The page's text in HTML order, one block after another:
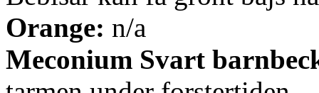
Orange: n/a
Meconium Svart